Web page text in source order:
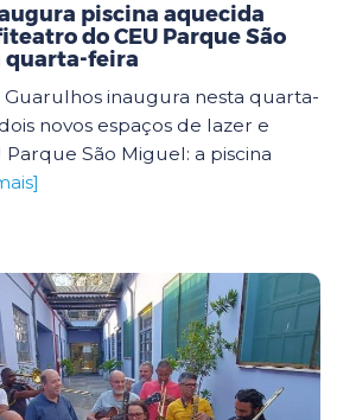
piscina aquecida
do CEU Parque São
quarta-feira
inaugura nesta quarta-
novos espaços de lazer e
São Miguel: a piscina